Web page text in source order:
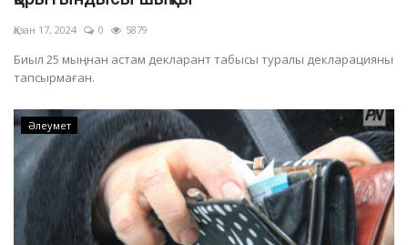
Қазан 17, 2024 0 5879
Биыл 25 мыңнан астам декларант табысы туралы декларацияны
тапсырмаған.
Әлеумет